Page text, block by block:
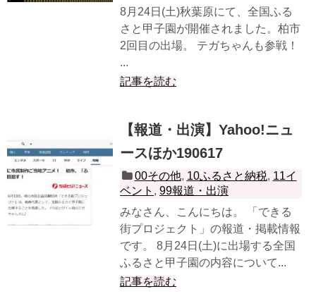
8月24日(土)秋葉原にて、全国ふる
さと甲子園が開催されました。柏市
2回目の出場。 テガちゃんも参戦！
...
記事を読む
【報道・出演】Yahoo!ニュ
ースほか190617
00その他, 10ふるさと納税, 11イ
ベント , 99報道・出演
みなさん、こんにちは。 「できる
街プロジェクト」の報道・掲載情報
です。 8月24日(土)に出場する全国
ふるさと甲子園の内容について...
記事を読む